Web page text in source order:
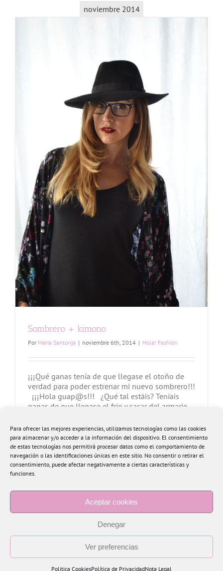
Para ofrecer las mejores experiencias, utilizamos tecnologías como las cookies
para almacenar y/o acceder a la información del dispositivo. El consentimiento
de estas tecnologías nos permitirá procesar datos como el comportamiento de
navegación o las identificaciones únicas en este sitio. No consentir o retirar el
consentimiento, puede afectar negativamente a ciertas características y
funciones.
Aceptar cookies
Denegar
Ver preferencias
Politica CookiesPolítica de PrivacidadNota Legal
noviembre 2014
Sombrero + kimono
Por Maria Santonja | noviembre 6th, 2014 | Hola! Fashion
¡¡¡Qué ganas tenía de que llegase el otoño de
verdad para poder estrenar mi nuevo sombrero!!!
¡¡¡Hola guap@s!!! ¿Qué tal estáis? Teníais
ganas de que llegase el frío y sacar del armario
O preferíais el tiempo del veroño??? A mi la
verdad es que me gusta [...]
Más información 0
Copyright 2015 Blogtiful by María Santonja | Todos los derechos reservados